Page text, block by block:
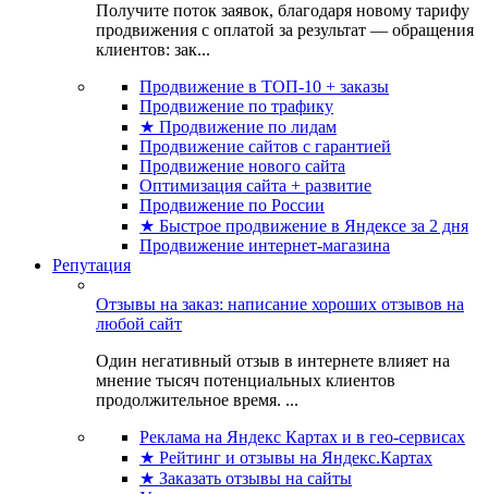
Получите поток заявок, благодаря новому тарифу
продвижения с оплатой за результат — обращения
клиентов: зак...
Продвижение в ТОП-10 + заказы
Продвижение по трафику
★ Продвижение по лидам
Продвижение сайтов с гарантией
Продвижение нового сайта
Оптимизация сайта + развитие
Продвижение по России
★ Быстрое продвижение в Яндексе за 2 дня
Продвижение интернет-магазина
Репутация
Отзывы на заказ: написание хороших отзывов на
любой сайт
Один негативный отзыв в интернете влияет на
мнение тысяч потенциальных клиентов
продолжительное время. ...
Реклама на Яндекс Картах и в гео-сервисах
★ Рейтинг и отзывы на Яндекс.Картах
★ Заказать отзывы на сайты